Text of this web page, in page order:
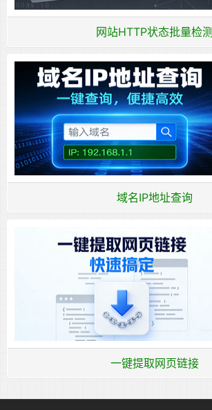
网站HTTP状态批量检测
域名IP地址查询
一键提取网页链接